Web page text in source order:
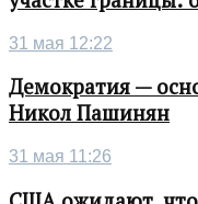
31 мая 12:22
Демократия —
Никол Пашинян
31 мая 11:26